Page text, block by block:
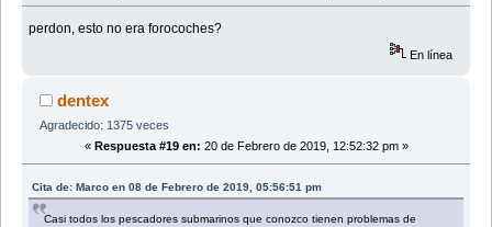
perdon, esto no era forocoches?
En línea
dentex
Agradecido: 1375 veces
« Respuesta #19 en: 20 de Febrero de 2019, 12:52:32 pm »
Cita de: Marco en 08 de Febrero de 2019, 05:56:51 pm
Casi todos los pescadores submarinos que conozco tienen problemas de